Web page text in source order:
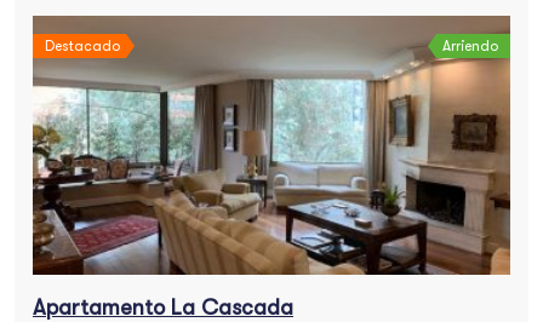
Destacado Arriendo
Apartamento La Cascada